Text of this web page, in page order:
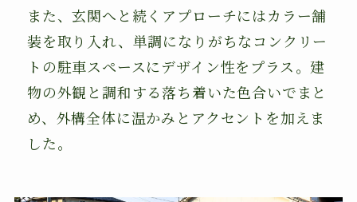
また、玄関へと続くアプローチにはカラー舗
装を取り入れ、単調になりがちなコンクリー
トの駐車スペースにデザイン性をプラス。建
物の外観と調和する落ち着いた色合いでまと
め、外構全体に温かみとアクセントを加えま
した。